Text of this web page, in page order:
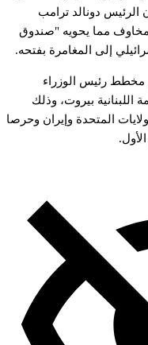
الرئيس دونالد ترامب
مما يحويه "صندوق
إلى المغامرة بفتحه.
رئيس الوزراء
اللبنانية بيروت، وذلك
المتحدة وإيران وحرصا